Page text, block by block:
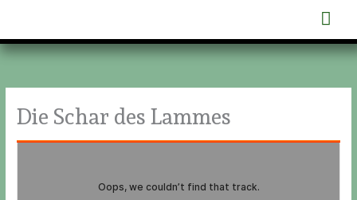
springen
Die Schar des Lammes